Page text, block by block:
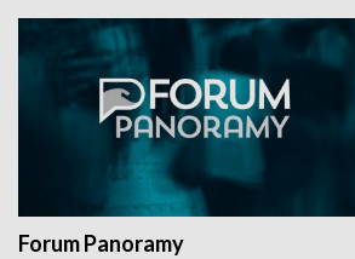
Forum Panoramy